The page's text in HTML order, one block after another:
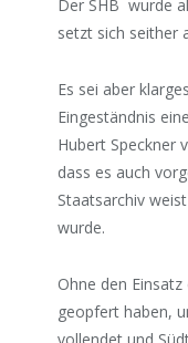
Der SHB wurde
setzt sich seither
Es sei aber
Eingeständnis
Hubert Speckner
dass es auch
Staatsarchiv
wurde.
Ohne den
geopfert haben,